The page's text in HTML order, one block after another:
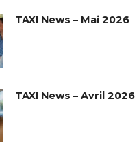
TAXI News – Mai 2026
TAXI News – Avril 2026